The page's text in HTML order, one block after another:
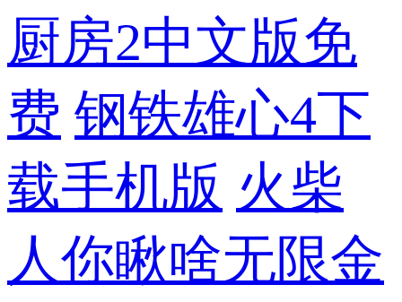
厨房2中文版免
费 钢铁雄心4下
载手机版 火柴
人你瞅啥无限金